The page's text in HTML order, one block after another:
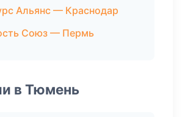
Альянс — Краснодар
Союз — Пермь
в Тюмень